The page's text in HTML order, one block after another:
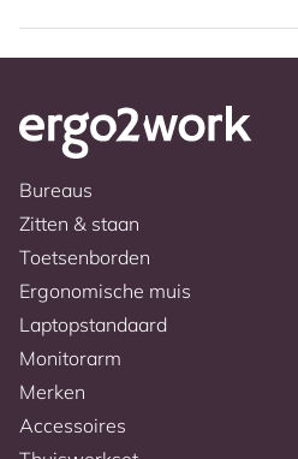
Bureaus
Zitten & staan
Toetsenborden
Ergonomische muis
Laptopstandaard
Monitorarm
Merken
Accessoires